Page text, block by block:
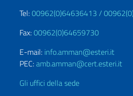
Tel:00962(0)64636413 /
Fax:00962(0)64659730
E-mail: info.amman@esteri.it
PEC:amb.amman@cert.esteri.it
Gli uffici della sede